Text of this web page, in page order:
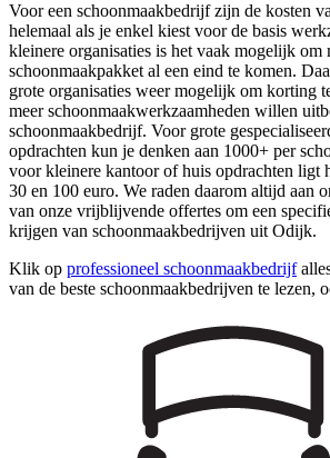
Voor een schoonmaakbedrijf zijn de kosten
helemaal als je enkel kiest voor de basis
kleinere organisaties is het vaak mogelijk om
schoonmaakpakket al een eind te komen.
grote organisaties weer mogelijk om korting
meer schoonmaakwerkzaamheden willen
schoonmaakbedrijf. Voor grote
opdrachten kun je denken aan 1000+ per
voor kleinere kantoor of huis opdrachten ligt
30 en 100 euro. We raden daarom altijd aan
van onze vrijblijvende offertes om een
krijgen van schoonmaakbedrijven uit Odijk.
Klik op professioneel schoonmaakbedrijf
van de beste schoonmaakbedrijven te lezen,